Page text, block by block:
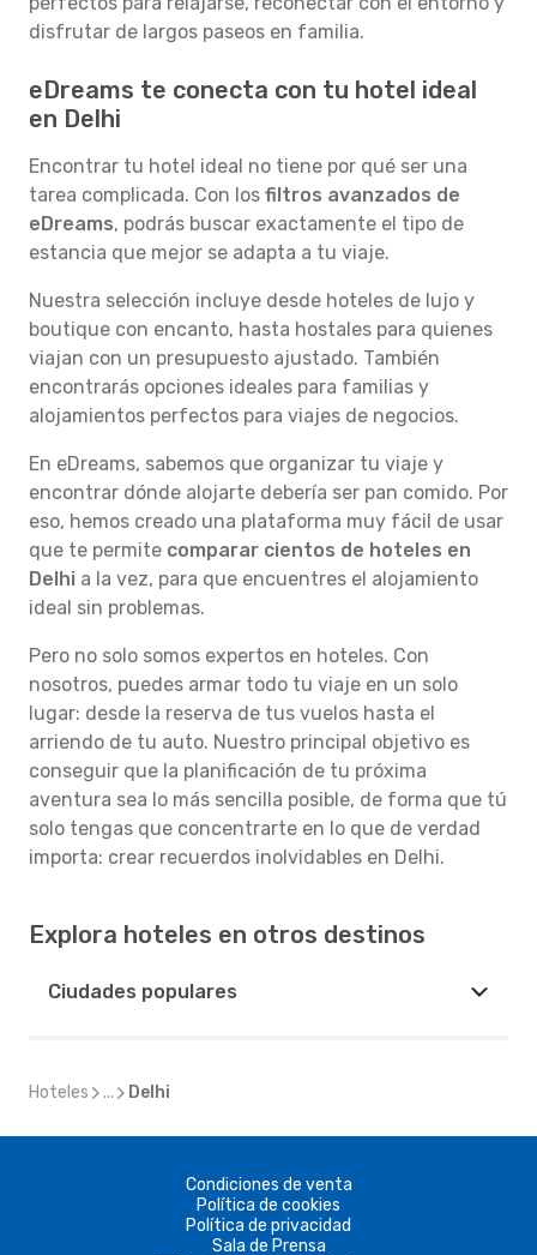
disfrutar de largos paseos en familia.
eDreams te conecta con tu hotel ideal
en Delhi
Encontrar tu hotel ideal no tiene por qué ser una
tarea complicada. Con los filtros avanzados de
eDreams, podrás buscar exactamente el tipo de
estancia que mejor se adapta a tu viaje.
Nuestra selección incluye desde hoteles de lujo y
boutique con encanto, hasta hostales para quienes
viajan con un presupuesto ajustado. También
encontrarás opciones ideales para familias y
alojamientos perfectos para viajes de negocios.
En eDreams, sabemos que organizar tu viaje y
encontrar dónde alojarte debería ser pan comido. Por
eso, hemos creado una plataforma muy fácil de usar
que te permite comparar cientos de hoteles en
Delhi a la vez, para que encuentres el alojamiento
ideal sin problemas.
Pero no solo somos expertos en hoteles. Con
nosotros, puedes armar todo tu viaje en un solo
lugar: desde la reserva de tus vuelos hasta el
arriendo de tu auto. Nuestro principal objetivo es
conseguir que la planificación de tu próxima
aventura sea lo más sencilla posible, de forma que tú
solo tengas que concentrarte en lo que de verdad
importa: crear recuerdos inolvidables en Delhi.
Explora hoteles en otros destinos
Ciudades populares
Hoteles ... Delhi
Condiciones de venta
Política de cookies
Política de privacidad
Sala de Prensa